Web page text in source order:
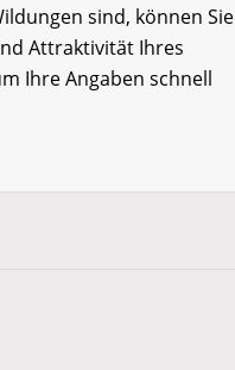
sind, können Sie
Attraktivität Ihres
Ihre Angaben schnell